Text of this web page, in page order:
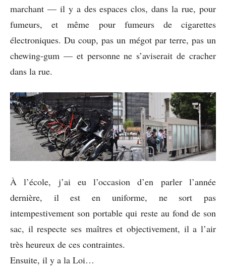
marchant — il y a des espaces clos, dans la rue, pour
fumeurs, et même pour fumeurs de cigarettes
électroniques. Du coup, pas un mégot par terre, pas un
chewing-gum — et personne ne s’aviserait de cracher
dans la rue.
À l’école, j’ai eu l’occasion d’en parler l’année
dernière, il est en uniforme, ne sort pas
intempestivement son portable qui reste au fond de son
sac, il respecte ses maîtres et objectivement, il a l’air
très heureux de ces contraintes.
Ensuite, il y a la Loi…